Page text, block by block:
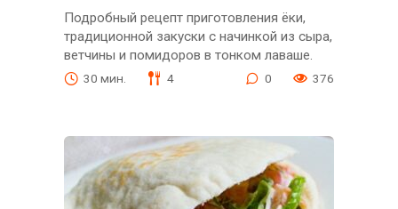
Подробный рецепт приготовления ёки,
традиционной закуски с начинкой из сыра,
ветчины и помидоров в тонком лаваше.
30 мин. 4 0 376